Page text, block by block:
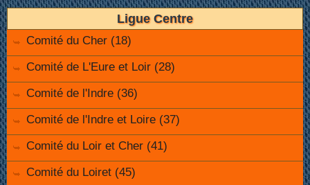
Ligue Centre
Comité du Cher (18)
Comité de L'Eure et Loir (28)
Comité de l'Indre (36)
Comité de l'Indre et Loire (37)
Comité du Loir et Cher (41)
Comité du Loiret (45)